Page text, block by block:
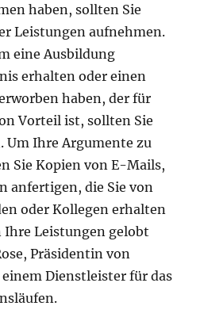
haben, sollten Sie
Leistungen aufnehmen.
eine Ausbildung
erhalten oder einen
haben, der für
Vorteil ist, sollten Sie
Um Ihre Argumente zu
Sie Kopien von E-Mails,
anfertigen, die Sie von
oder Kollegen erhalten
Ihre Leistungen gelobt
Präsidentin von
Dienstleister für das